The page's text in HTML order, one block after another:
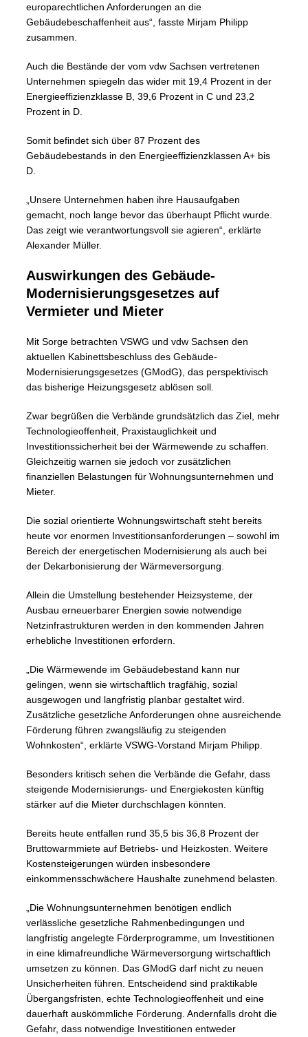
europarechtlichen Anforderungen an die
Gebäudebeschaffenheit aus“, fasste Mirjam Philipp
zusammen.
Auch die Bestände der vom vdw Sachsen vertretenen
Unternehmen spiegeln das wider mit 19,4 Prozent in der
Energieeffizienzklasse B, 39,6 Prozent in C und 23,2
Prozent in D.
Somit befindet sich über 87 Prozent des
Gebäudebestands in den Energieeffizienzklassen A+ bis
D.
„Unsere Unternehmen haben ihre Hausaufgaben
gemacht, noch lange bevor das überhaupt Pflicht wurde.
Das zeigt wie verantwortungsvoll sie agieren“, erklärte
Alexander Müller.
Auswirkungen des Gebäude-
Modernisierungsgesetzes auf
Vermieter und Mieter
Mit Sorge betrachten VSWG und vdw Sachsen den
aktuellen Kabinettsbeschluss des Gebäude-
Modernisierungsgesetzes (GModG), das perspektivisch
das bisherige Heizungsgesetz ablösen soll.
Zwar begrüßen die Verbände grundsätzlich das Ziel, mehr
Technologieoffenheit, Praxistauglichkeit und
Investitionssicherheit bei der Wärmewende zu schaffen.
Gleichzeitig warnen sie jedoch vor zusätzlichen
finanziellen Belastungen für Wohnungsunternehmen und
Mieter.
Die sozial orientierte Wohnungswirtschaft steht bereits
heute vor enormen Investitionsanforderungen – sowohl im
Bereich der energetischen Modernisierung als auch bei
der Dekarbonisierung der Wärmeversorgung.
Allein die Umstellung bestehender Heizsysteme, der
Ausbau erneuerbarer Energien sowie notwendige
Netzinfrastrukturen werden in den kommenden Jahren
erhebliche Investitionen erfordern.
„Die Wärmewende im Gebäudebestand kann nur
gelingen, wenn sie wirtschaftlich tragfähig, sozial
ausgewogen und langfristig planbar gestaltet wird.
Zusätzliche gesetzliche Anforderungen ohne ausreichende
Förderung führen zwangsläufig zu steigenden
Wohnkosten“, erklärte VSWG-Vorstand Mirjam Philipp.
Besonders kritisch sehen die Verbände die Gefahr, dass
steigende Modernisierungs- und Energiekosten künftig
stärker auf die Mieter durchschlagen könnten.
Bereits heute entfallen rund 35,5 bis 36,8 Prozent der
Bruttowarmmiete auf Betriebs- und Heizkosten. Weitere
Kostensteigerungen würden insbesondere
einkommensschwächere Haushalte zunehmend belasten.
„Die Wohnungsunternehmen benötigen endlich
verlässliche gesetzliche Rahmenbedingungen und
langfristig angelegte Förderprogramme, um Investitionen
in eine klimafreundliche Wärmeversorgung wirtschaftlich
umsetzen zu können. Das GModG darf nicht zu neuen
Unsicherheiten führen. Entscheidend sind praktikable
Übergangsfristen, echte Technologieoffenheit und eine
dauerhaft auskömmliche Förderung. Andernfalls droht die
Gefahr, dass notwendige Investitionen entweder